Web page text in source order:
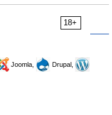
18+
Joomla,
Drupal,